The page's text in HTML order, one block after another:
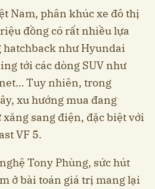
Nam, phân khúc xe đô thị
đồng có rất nhiều lựa
như Hyundai
tới các dòng SUV như
Tuy nhiên, trong
xu hướng mua đang
sang điện, đặc biệt với
VF 5.
Tony Phùng, sức hút
ở bài toán giá trị mang lại